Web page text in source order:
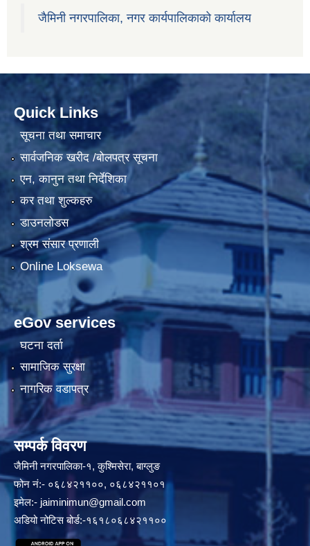
जैमिनी नगरपालिका, नगर कार्यपालिकाको कार्यालय
Quick Links
सूचना तथा समाचार
सार्वजनिक खरीद /बोलपत्र सूचना
एन, कानुन तथा निर्देशिका
कर तथा शुल्कहरु
डाउनलोडस
श्रम संसार प्रणाली
Online Loksewa
eGov services
घटना दर्ता
सामाजिक सुरक्षा
नागरिक वडापत्र
सम्पर्क विवरण
जैमिनी नगरपालिका-१, कुश्मिसेरा, बाग्लुङ
फोन नं:- ०६८४२११००, ०६८४२११०१
इमेल:- jaiminimun@gmail.com
अडियो नोटिस बोर्ड:-१६१८०६८४२११००